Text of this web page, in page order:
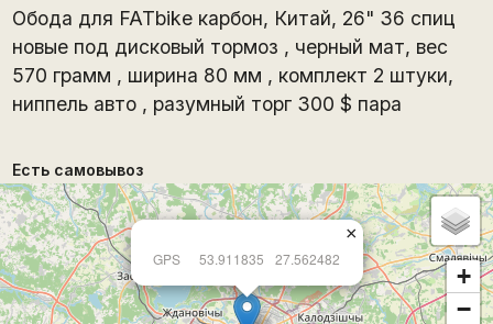
Обода для FATbike карбон, Китай, 26" 36 спиц
новые под дисковый тормоз , черный мат, вес
570 грамм , ширина 80 мм , комплект 2 штуки,
ниппель авто , разумный торг 300 $ пара
Есть самовывоз
GPS 53.911835 27.562482
×
+
−